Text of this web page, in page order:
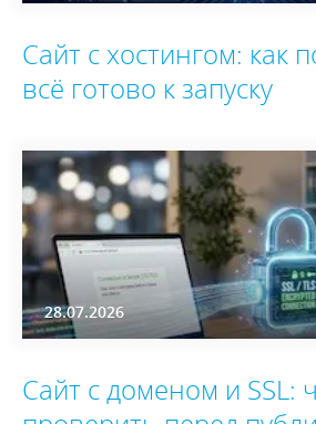
Сайт с хостингом: как
всё готово к запуску
28.07.2026
Сайт с доменом и SSL: